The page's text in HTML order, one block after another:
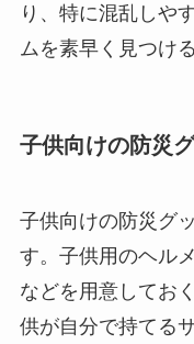
り、特に混乱しや
ムを素早く見つけ
子供向けの防災
子供向けの防災グ
す。子供用のヘル
などを用意してお
供が自分で持てる